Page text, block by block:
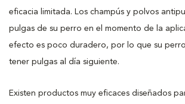
eficacia limitada. Los champús y polvos
pulgas de su perro en el momento de la
efecto es poco duradero, por lo que su
tener pulgas al día siguiente.
Existen productos muy eficaces diseñados